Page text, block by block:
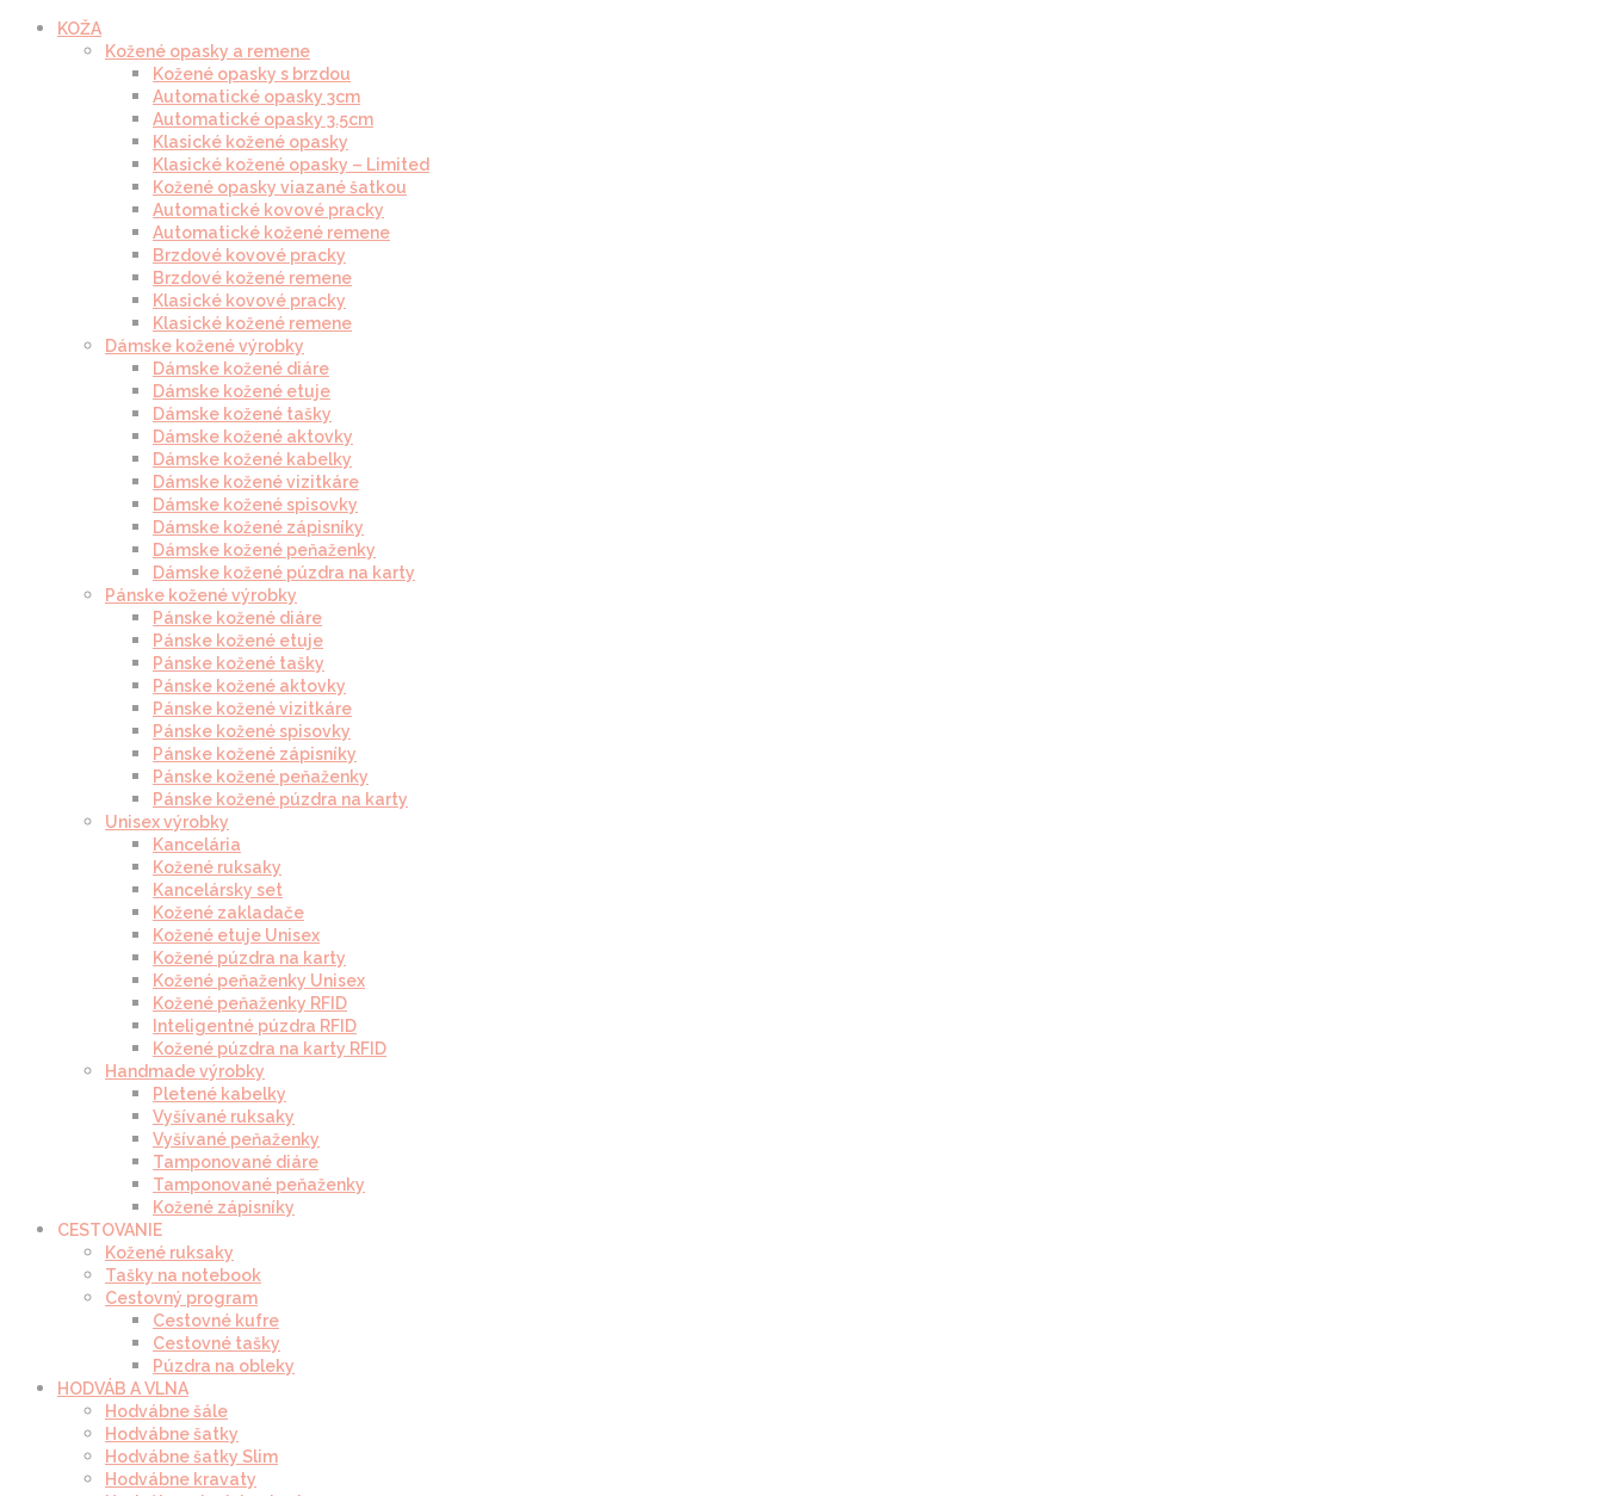
KOŽA
Kožené opasky a remene
Kožené opasky s brzdou
Automatické opasky 3cm
Automatické opasky 3.5cm
Klasické kožené opasky
Klasické kožené opasky – Limited
Kožené opasky viazané šatkou
Automatické kovové pracky
Automatické kožené remene
Brzdové kovové pracky
Brzdové kožené remene
Klasické kovové pracky
Klasické kožené remene
Dámske kožené výrobky
Dámske kožené diáre
Dámske kožené etuje
Dámske kožené tašky
Dámske kožené aktovky
Dámske kožené kabelky
Dámske kožené vizitkáre
Dámske kožené spisovky
Dámske kožené zápisníky
Dámske kožené peňaženky
Dámske kožené púzdra na karty
Pánske kožené výrobky
Pánske kožené diáre
Pánske kožené etuje
Pánske kožené tašky
Pánske kožené aktovky
Pánske kožené vizitkáre
Pánske kožené spisovky
Pánske kožené zápisníky
Pánske kožené peňaženky
Pánske kožené púzdra na karty
Unisex výrobky
Kancelária
Kožené ruksaky
Kancelársky set
Kožené zakladače
Kožené etuje Unisex
Kožené púzdra na karty
Kožené peňaženky Unisex
Kožené peňaženky RFID
Inteligentné púzdra RFID
Kožené púzdra na karty RFID
Handmade výrobky
Pletené kabelky
Vyšívané ruksaky
Vyšívané peňaženky
Tamponované diáre
Tamponované peňaženky
Kožené zápisníky
CESTOVANIE
Kožené ruksaky
Tašky na notebook
Cestovný program
Cestovné kufre
Cestovné tašky
Púzdra na obleky
HODVÁB A VLNA
Hodvábne šále
Hodvábne šatky
Hodvábne šatky Slim
Hodvábne kravaty